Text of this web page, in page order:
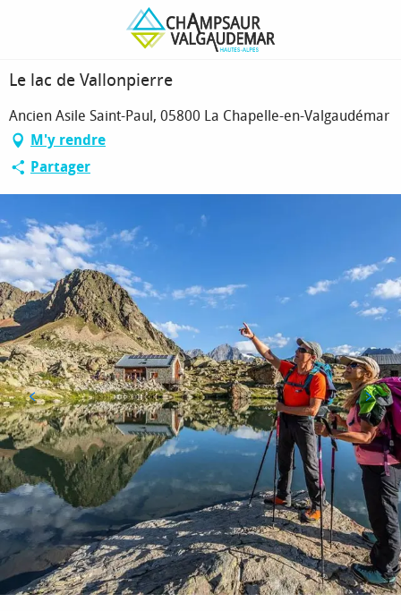
principal
Le lac de Vallonpierre
Le lac de Vallonpierre
Ancien Asile Saint-Paul, 05800 La Chapelle-en-Valgaudémar
M'y rendre
Partager